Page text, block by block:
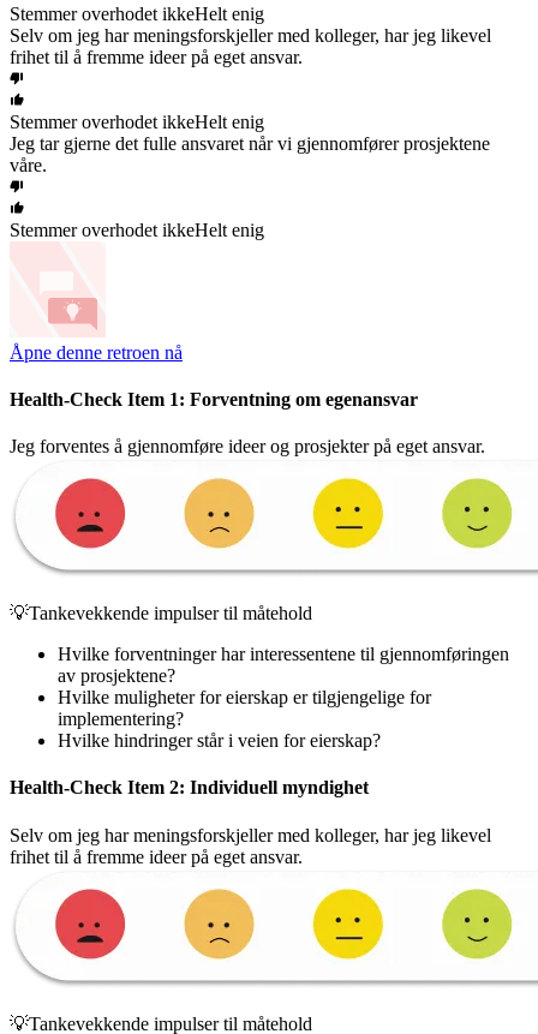
Stemmer overhodet ikkeHelt enig
Selv om jeg har meningsforskjeller med kolleger, har jeg likevel
frihet til å fremme ideer på eget ansvar.
Stemmer overhodet ikkeHelt enig
Jeg tar gjerne det fulle ansvaret når vi gjennomfører prosjektene
våre.
Stemmer overhodet ikkeHelt enig
Åpne denne retroen nå
Health-Check Item 1: Forventning om egenansvar
Jeg forventes å gjennomføre ideer og prosjekter på eget ansvar.
💡Tankevekkende impulser til måtehold
Hvilke forventninger har interessentene til gjennomføringen
av prosjektene?
Hvilke muligheter for eierskap er tilgjengelige for
implementering?
Hvilke hindringer står i veien for eierskap?
Health-Check Item 2: Individuell myndighet
Selv om jeg har meningsforskjeller med kolleger, har jeg likevel
frihet til å fremme ideer på eget ansvar.
💡Tankevekkende impulser til måtehold